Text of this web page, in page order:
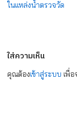
ในแหล่งน้ำตรวจวัด
ใส่ความเห็น
คุณต้องเข้าสู่ระบบ เพื่